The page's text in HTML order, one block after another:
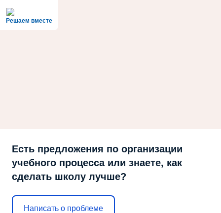
Решаем вместе
Есть предложения по организации
учебного процесса или знаете, как
сделать школу лучше?
Написать о проблеме